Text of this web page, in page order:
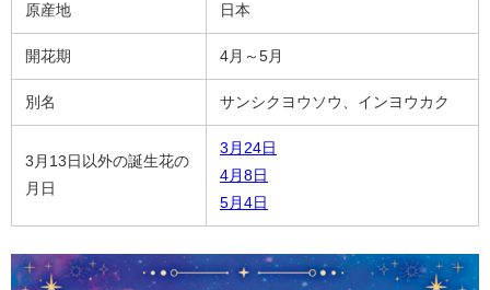
原産地 日本
開花期 4月～5月
別名 サンシクヨウソウ、インヨウカク
3月13日以外の誕生花の
月日
3月24日
4月8日
5月4日